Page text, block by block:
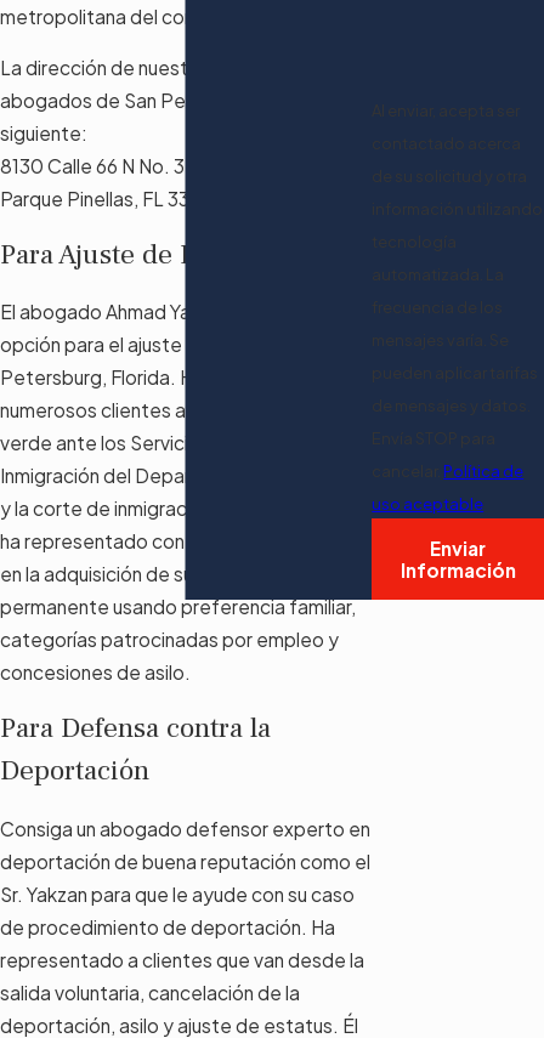
metropolitana del condado de Pinellas.
La dirección de nuestro bufete de
abogados de San Petersburgo es la
siguiente:
8130 Calle 66 N No. 3
Parque Pinellas, FL 33781
Para Ajuste de Estatus
El abogado Ahmad Yakzan es su mejor
opción para el ajuste de estatus en St.
Petersburg, Florida. Ha ayudado a
numerosos clientes a obtener su tarjeta
verde ante los Servicios de Ciudadanía e
Inmigración del Departamento de Estado
y la corte de inmigración. Ahmad también
ha representado con éxito a inmigrantes
en la adquisición de su residencia
permanente usando preferencia familiar,
categorías patrocinadas por empleo y
concesiones de asilo.
Para Defensa contra la
Deportación
Consiga un abogado defensor experto en
deportación de buena reputación como el
Sr. Yakzan para que le ayude con su caso
de procedimiento de deportación. Ha
representado a clientes que van desde la
salida voluntaria, cancelación de la
deportación, asilo y ajuste de estatus. Él
Al enviar, acepta ser
contactado acerca
de su solicitud y otra
información utilizando
tecnología
automatizada. La
frecuencia de los
mensajes varía. Se
pueden aplicar tarifas
de mensajes y datos.
Envía STOP para
cancelar. Política de
uso aceptable
Enviar
Información